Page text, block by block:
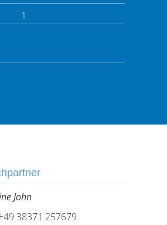
1
John
38371 257679